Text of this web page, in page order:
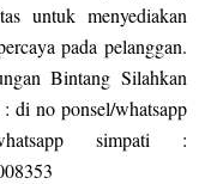
untuk menyediakan
pada pelanggan.
Bintang Silahkan
di no ponsel/whatsapp
simpati :